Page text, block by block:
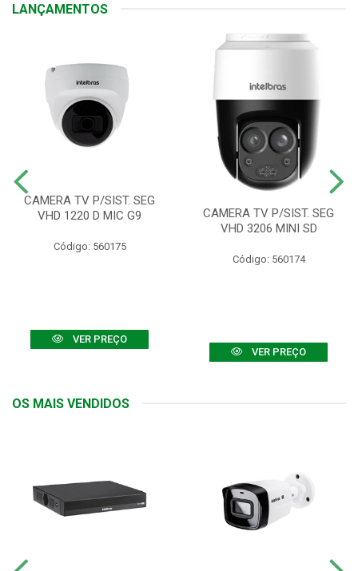
LANÇAMENTOS
CAMERA TV P/SIST. SEG
VHD 1220 D MIC G9
Código: 560175
VER PREÇO
CAMERA TV P/SIST. SEG
VHD 3206 MINI SD
Código: 560174
VER PREÇO
OS MAIS VENDIDOS